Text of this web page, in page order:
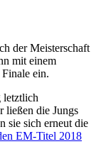
der Meisterschaft
mit einem
ein.
letztlich
ließen die Jungs
sie sich erneut die
EM-Titel 2018